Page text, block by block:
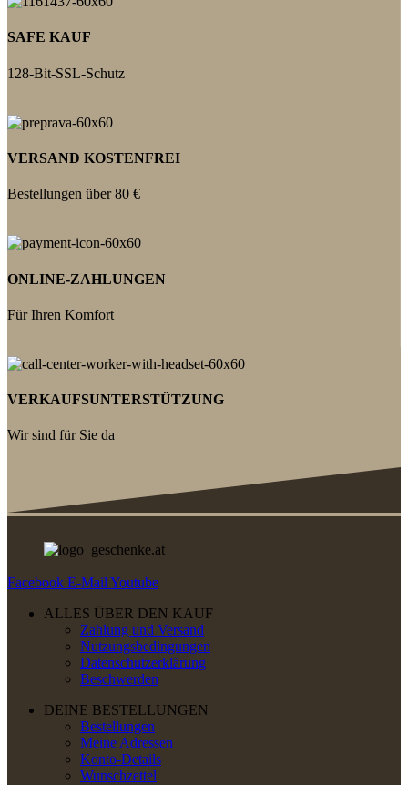
SAFE KAUF
128-Bit-SSL-Schutz
VERSAND KOSTENFREI
Bestellungen über 80 €
ONLINE-ZAHLUNGEN
Für Ihren Komfort
VERKAUFSUNTERSTÜTZUNG
Wir sind für Sie da
Facebook E-Mail Youtube
ALLES ÜBER DEN KAUF
Zahlung und Versand
Nutzungsbedingungen
Datenschutzerklärung
Beschwerden
DEINE BESTELLUNGEN
Bestellungen
Meine Adressen
Konto-Details
Wunschzettel